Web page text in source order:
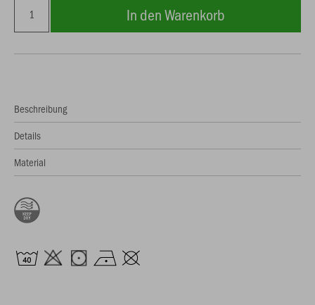
In den Warenkorb
Beschreibung
Details
Material